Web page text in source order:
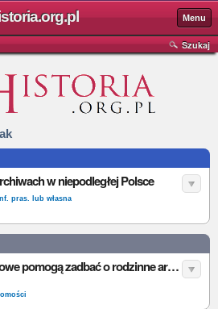
Menu
Szukaj
w niepodległej Polsce
Inf. pras. lub własna
Archiwa Państwowe pomogą zadbać o rodzinne archiwa